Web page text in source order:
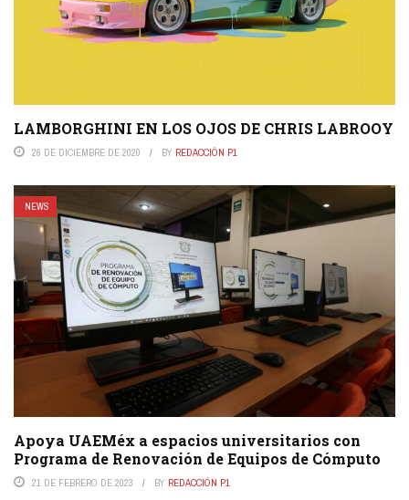
LAMBORGHINI EN LOS OJOS DE CHRIS LABROOY
26 DE DICIEMBRE DE 2020 BY REDACCIÓN P1
NEWS
Apoya UAEMéx a espacios universitarios con
Programa de Renovación de Equipos de Cómputo
21 DE FEBRERO DE 2023 BY REDACCIÓN P1